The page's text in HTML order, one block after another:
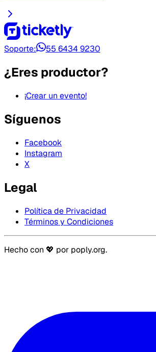
Soporte: 55 6434 9230
¿Eres productor?
¡Crear un evento!
Síguenos
Facebook
Instagram
X
Legal
Política de Privacidad
Términos y Condiciones
Hecho con 💖 por poply.org.